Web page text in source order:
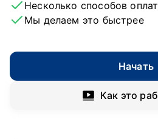
Несколько способов
Мы делаем это быстрее
Начать
Как это